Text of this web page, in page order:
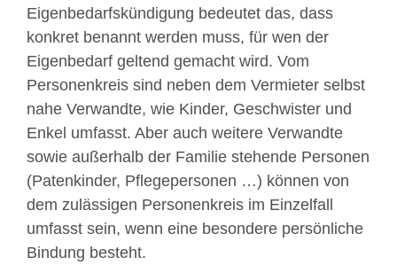
Eigenbedarfskündigung bedeutet das, dass
konkret benannt werden muss, für wen der
Eigenbedarf geltend gemacht wird. Vom
Personenkreis sind neben dem Vermieter selbst
nahe Verwandte, wie Kinder, Geschwister und
Enkel umfasst. Aber auch weitere Verwandte
sowie außerhalb der Familie stehende Personen
(Patenkinder, Pflegepersonen …) können von
dem zulässigen Personenkreis im Einzelfall
umfasst sein, wenn eine besondere persönliche
Bindung besteht.